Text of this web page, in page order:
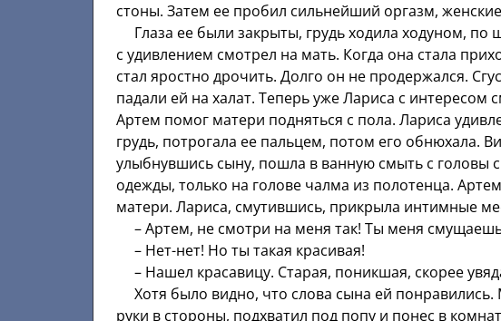
стоны. Затем ее пробил сильнейший оргазм,
Глаза ее были закрыты, грудь ходила ходуном, по
с удивлением смотрел на мать. Когда она стала
стал яростно дрочить. Долго он не продержался.
падали ей на халат. Теперь уже Лариса с
Артем помог матери подняться с пола. Лариса
грудь, потрогала ее пальцем, потом его обнюхала.
улыбнувшись сыну, пошла в ванную смыть с головы
одежды, только на голове чалма из полотенца.
матери. Лариса, смутившись, прикрыла интимные
– Артем, не смотри на меня так! Ты меня
– Нет-нет! Но ты такая красивая!
– Нашел красавицу. Старая, поникшая, скорее
Хотя было видно, что слова сына ей
руки в стороны, подхватил под попу и понес в